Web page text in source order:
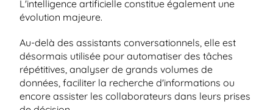
L'intelligence artificielle constitue également une
évolution majeure.
Au-delà des assistants conversationnels, elle est
désormais utilisée pour automatiser des tâches
répétitives, analyser de grands volumes de
données, faciliter la recherche d'informations ou
encore assister les collaborateurs dans leurs prises